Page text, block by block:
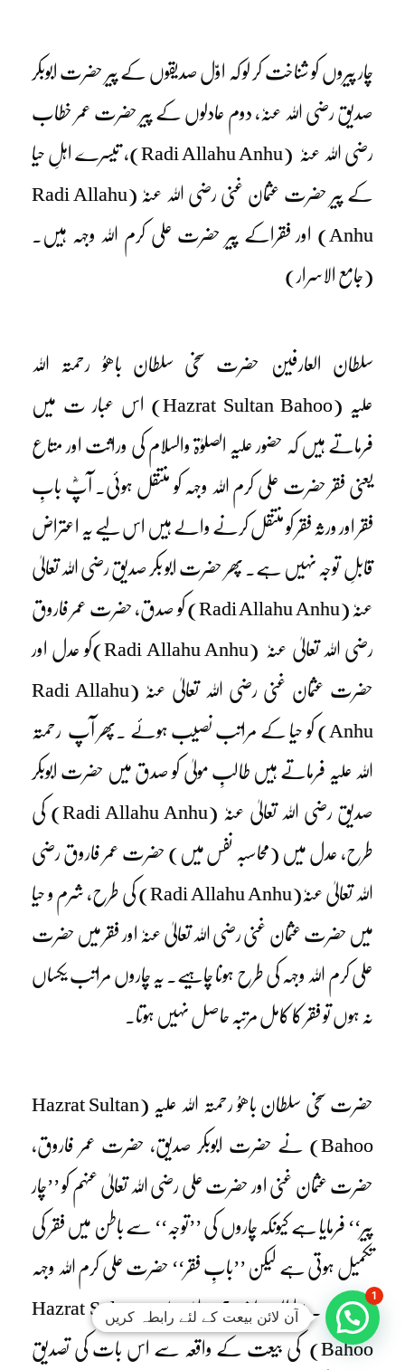
چار پیروں کو شناخت کر لو کہ اوّل صدیقوں کے پیر حضرت ابوبکر
صدیق رضی اللہ عنہٗ، دوم عادلوں کے پیر حضرت عمر خطاب
رضی اللہ عنہٗ (Radi Allahu Anhu)، تیسرے اہلِ حیا
کے پیر حضرت عثمان غنی رضی اللہ عنہٗ (Radi Allahu
Anhu) اور فقراکے پیر حضرت علی کرم اللہ وجہہ ہیں۔
(جامع الاسرار)
سلطان العارفین حضرت سخی سلطان باھوُ رحمتہ اللہ
علیہ (Hazrat Sultan Bahoo) اس عبار ت میں
فرماتے ہیں کہ حضور علیہ الصلوٰۃ والسلام کی وراثت اور متاع
یعنی فقر حضرت علی کرم اللہ وجہہ کو منتقل ہوئی۔ آپؓ بابِ
فقر اور ورثہ فقر کو منتقل کرنے والے ہیں اس لیے یہ اعتراض
قابلِ توجہ نہیں ہے۔ پھر حضرت ابو بکر صدیق رضی اللہ تعالیٰ
عنہٗ (Radi Allahu Anhu) کو صدق، حضرت عمر فاروق
رضی اللہ تعالیٰ عنہٗ (Radi Allahu Anhu)کو عدل اور
حضرت عثمان غنی رضی اللہ تعالیٰ عنہٗ (Radi Allahu
Anhu) کو حیا کے مراتب نصیب ہوئے ۔پھر آپ رحمتہ
اللہ علیہ فرماتے ہیں طالبِ مولیٰ کو صدق میں حضرت ابوبکر
صدیق رضی اللہ تعالیٰ عنہٗ (Radi Allahu Anhu) کی
طرح، عدل میں (محاسبہ نفس میں) حضرت عمر فاروق رضی
اللہ تعالیٰ عنہٗ(Radi Allahu Anhu) کی طرح، شرم و حیا
میں حضرت عثمان غنی رضی اللہ تعالیٰ عنہٗ اور فقر میں حضرت
علی کرم اللہ وجہہ کی طرح ہونا چاہیے۔ یہ چاروں مراتب یکساں
نہ ہوں تو فقر کا کامل مرتبہ حاصل نہیں ہوتا۔
حضرت سخی سلطان باھوُ رحمتہ اللہ علیہ (Hazrat Sultan
Bahoo) نے حضرت ابوبکر صدیق، حضرت عمر فاروق،
حضرت عثمان غنی اور حضرت علی رضی اللہ تعالیٰ عنہم کو ’’چار
پیر‘‘ فرمایا ہے کیونکہ چاروں کی ’’توجہ‘‘ سے باطن میں فقر کی
تکمیل ہوتی ہے لیکن ’’بابِ فقر‘‘ حضرت علی کرم اللہ وجہہ
ہی ہیں ۔ سلطان باھُو رحمتہ اللہ علیہ (Hazrat Sultan
Bahoo) کی بیعت کے واقعہ سے اس بات کی تصدیق
آن لائن بیعت کے لئے رابطہ کریں
1